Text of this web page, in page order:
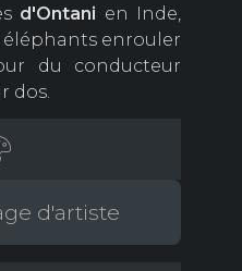
d'Ontani en Inde,
enrouler
du conducteur
dos.
d'artiste